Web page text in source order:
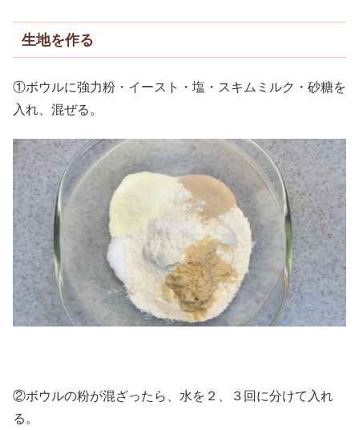
生地を作る
①ボウルに強力粉・イースト・塩・スキムミルク・砂糖を
入れ、混ぜる。
②ボウルの粉が混ざったら、水を２、３回に分けて入れ
る。